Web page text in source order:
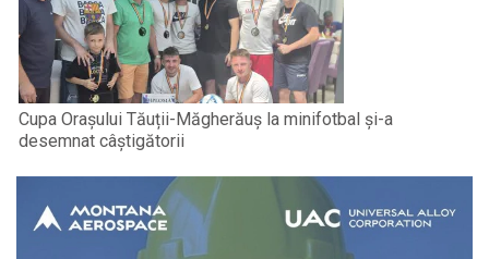
Cupa Orașului Tăuții-Măgherăuș la minifotbal și-a
desemnat câștigătorii